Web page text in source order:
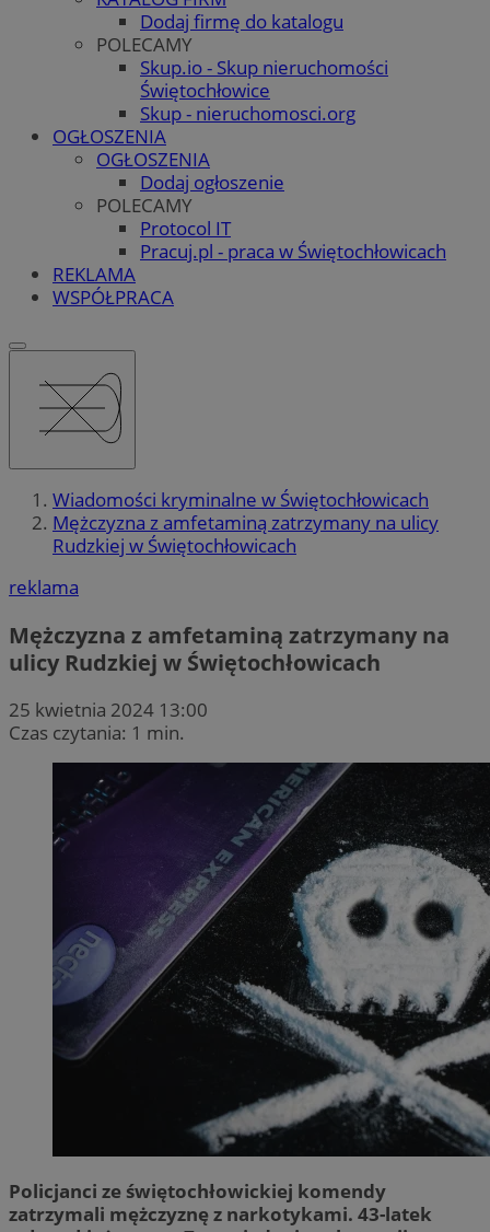
Dodaj firmę do katalogu
POLECAMY
Skup.io - Skup nieruchomości
Świętochłowice
Skup - nieruchomosci.org
OGŁOSZENIA
OGŁOSZENIA
Dodaj ogłoszenie
POLECAMY
Protocol IT
Pracuj.pl - praca w Świętochłowicach
REKLAMA
WSPÓŁPRACA
Wiadomości kryminalne w Świętochłowicach
Mężczyzna z amfetaminą zatrzymany na ulicy
Rudzkiej w Świętochłowicach
reklama
Mężczyzna z amfetaminą zatrzymany na
ulicy Rudzkiej w Świętochłowicach
25 kwietnia 2024 13:00
Czas czytania: 1 min.
Policjanci ze świętochłowickiej komendy
zatrzymali mężczyznę z narkotykami. 43-latek